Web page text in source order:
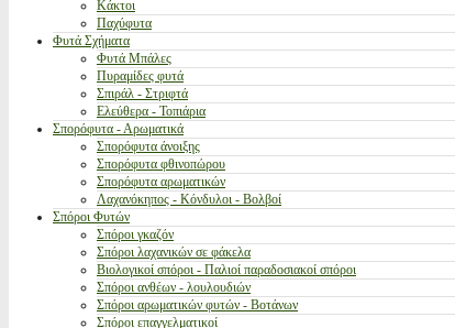
Κάκτοι
Παχύφυτα
Φυτά Σχήματα
Φυτά Μπάλες
Πυραμίδες φυτά
Σπιράλ - Στριφτά
Ελεύθερα - Τοπιάρια
Σπορόφυτα - Αρωματικά
Σπορόφυτα άνοιξης
Σπορόφυτα φθινοπώρου
Σπορόφυτα αρωματικών
Λαχανόκηπος - Κόνδυλοι - Βολβοί
Σπόροι Φυτών
Σπόροι γκαζόν
Σπόροι λαχανικών σε φάκελα
Βιολογικοί σπόροι - Παλιοί παραδοσιακοί σπόροι
Σπόροι ανθέων - λουλουδιών
Σπόροι αρωματικών φυτών - Βοτάνων
Σπόροι επαγγελματικοί